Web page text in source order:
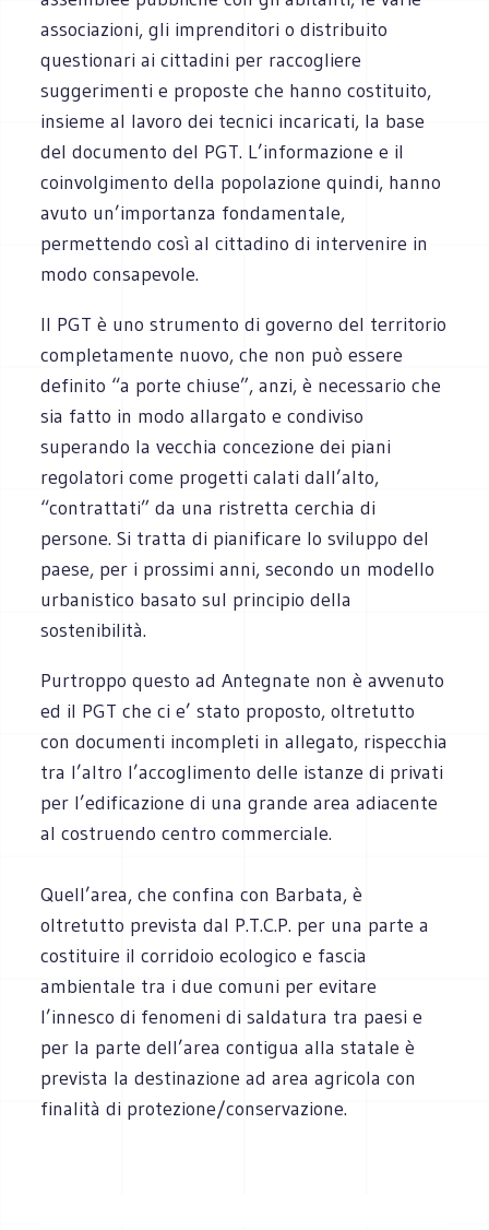
associazioni, gli imprenditori o distribuito
questionari ai cittadini per raccogliere
suggerimenti e proposte che hanno costituito,
insieme al lavoro dei tecnici incaricati, la base
del documento del PGT. L’informazione e il
coinvolgimento della popolazione quindi, hanno
avuto un’importanza fondamentale,
permettendo così al cittadino di intervenire in
modo consapevole.
Il PGT è uno strumento di governo del territorio
completamente nuovo, che non può essere
definito “a porte chiuse”, anzi, è necessario che
sia fatto in modo allargato e condiviso
superando la vecchia concezione dei piani
regolatori come progetti calati dall’alto,
“contrattati” da una ristretta cerchia di
persone. Si tratta di pianificare lo sviluppo del
paese, per i prossimi anni, secondo un modello
urbanistico basato sul principio della
sostenibilità.
Purtroppo questo ad Antegnate non è avvenuto
ed il PGT che ci e’ stato proposto, oltretutto
con documenti incompleti in allegato, rispecchia
tra l’altro l’accoglimento delle istanze di privati
per l’edificazione di una grande area adiacente
al costruendo centro commerciale.
Quell’area, che confina con Barbata, è
oltretutto prevista dal P.T.C.P. per una parte a
costituire il corridoio ecologico e fascia
ambientale tra i due comuni per evitare
l’innesco di fenomeni di saldatura tra paesi e
per la parte dell’area contigua alla statale è
prevista la destinazione ad area agricola con
finalità di protezione/conservazione.